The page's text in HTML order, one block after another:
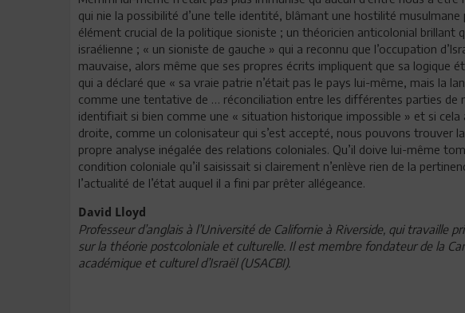
qui nie la possibilité d’une telle identité, blâmant une hostilité
élément crucial de la politique sioniste ; un théoricien anticolonial brillant
israélienne ; « un sioniste de gauche » qui a reconnu que l’occupation
mauvaise, alors même que ses propres écrits impliquent que sa logique
qui a déclaré que « sa vraie patrie n’était pas le pays lui-même, mais la
comme une tentative de … réconciliation entre les différentes parties de
identifiait si bien comme une « situation historique impossible » et si cela
droite, comme un colonisateur qui s’est accepté, nous pouvons trouver
propre analyse inégalée des relations coloniales. Qu’il doive lui-même
condition coloniale qu’il saisissait si clairement n’enlève rien de la
l’actualité de l’état auquel il a fini par prêter allégeance.
David Lloyd
Professeur d’anglais à l’Université de Californie à Riverside, qui travaille
sur la théorie postcoloniale et culturelle. Il est membre fondateur de la
académique et culturel d’Israël (USACBI).